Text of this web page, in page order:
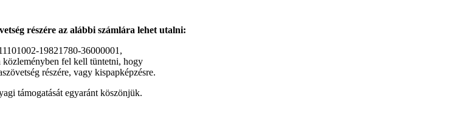
részére az alábbi számlára lehet utalni:
19821780-36000001,
fel kell tüntetni, hogy
részére, vagy kispapképzésre.
támogatását egyaránt köszönjük.